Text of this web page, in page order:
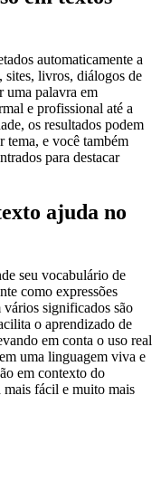
automaticamente a
sites, livros, diálogos de
uma palavra em
e profissional até a
os resultados podem
tema, e você também
para destacar
ajuda no
seu vocabulário de
como expressões
vários significados são
o aprendizado de
em conta o uso real
uma linguagem viva e
em contexto do
fácil e muito mais